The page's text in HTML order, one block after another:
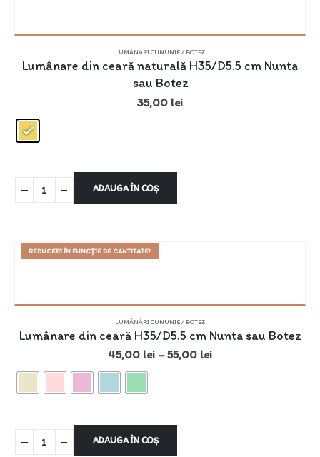
LUMÂNĂRI CUNUNIE / BOTEZ
Lumânare din ceară naturală H35/D5.5 cm Nunta
sau Botez
35,00 lei
ADAUGĂ ÎN COȘ
REDUCERI ÎN FUNCȚIE DE CANTITATE!
LUMÂNĂRI CUNUNIE / BOTEZ
Lumânare din ceară H35/D5.5 cm Nunta sau Botez
45,00 lei –55,00 lei
ADAUGĂ ÎN COȘ